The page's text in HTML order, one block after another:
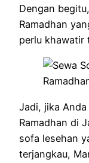
Dengan
Ramadhan
perlu khawatir
Jadi, jika
Ramadhan di
sofa lesehan
terjangkau,